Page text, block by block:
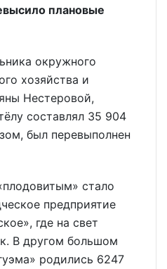
плановые
окружного
хозяйства и
Нестеровой,
составлял 35 904
был перевыполнен
стало
предприятие
где на свет
В другом большом
родились 6247